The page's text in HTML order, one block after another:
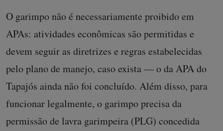
O garimpo não é necessariamente proibido em
APAs: atividades econômicas são permitidas e
devem seguir as diretrizes e regras estabelecidas
pelo plano de manejo, caso exista — o da APA do
Tapajós ainda não foi concluído. Além disso, para
funcionar legalmente, o garimpo precisa da
permissão de lavra garimpeira (PLG) concedida